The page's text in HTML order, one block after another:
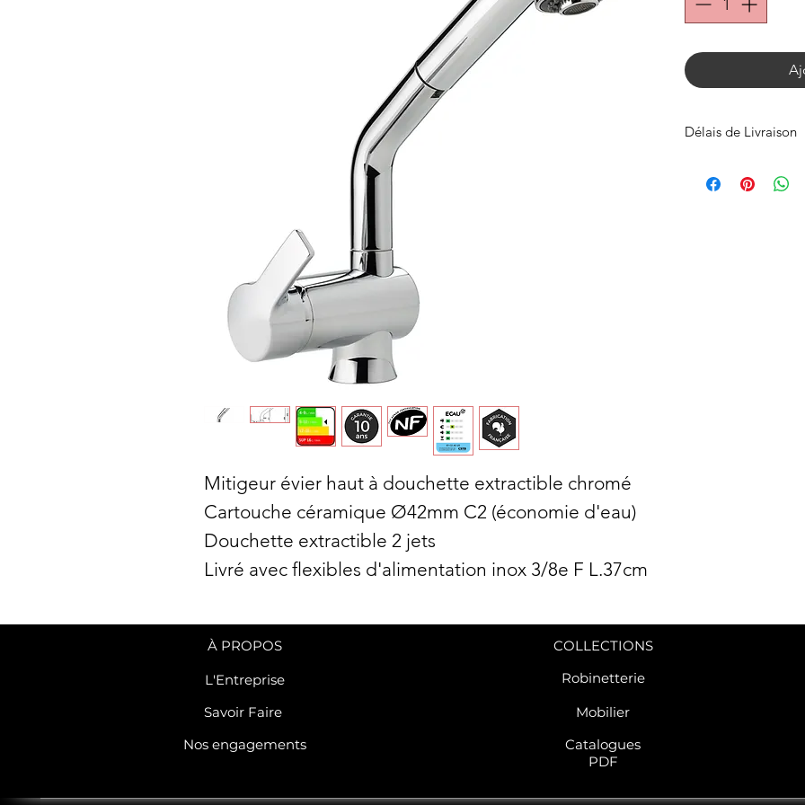
Mitigeur évier haut à douchette extractible chromé
Cartouche céramique Ø42mm C2 (économie d'eau)
Douchette extractible 2 jets
Livré avec flexibles d'alimentation inox 3/8e F L.37cm
Délais de Livraison
À PROPOS
L'Entreprise
Savoir Faire
Nos engagements
COLLECTIONS
Robinetterie
Mobilier
Catalogues
PDF